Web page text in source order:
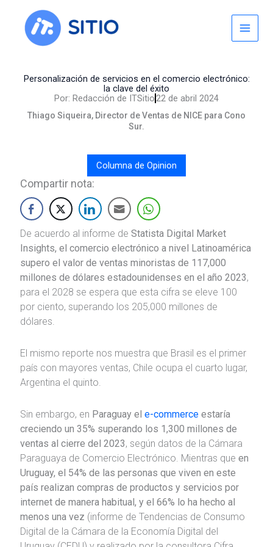
content
Personalización de servicios en el comercio electrónico:
la clave del éxito
Por: Redacción de ITSitio22 de abril 2024
Thiago Siqueira, Director de Ventas de NICE para Cono
Sur.
Columna de Opinion
Compartir nota:
De acuerdo al informe de Statista Digital Market
Insights, el comercio electrónico a nivel Latinoamérica
supero el valor de ventas minoristas de 117,000
millones de dólares estadounidenses en el año 2023,
para el 2028 se espera que esta cifra se eleve 100
por ciento, superando los 205,000 millones de
dólares.
El mismo reporte nos muestra que Brasil es el primer
país con mayores ventas, Chile ocupa el cuarto lugar,
Argentina el quinto.
Sin embargo, en Paraguay el e-commerceestaría
creciendo un 35% superando los 1,300 millones de
ventas al cierre del 2023, según datos de la Cámara
Paraguaya de Comercio Electrónico. Mientras que en
Uruguay, el 54% de las personas que viven en este
país realizan compras de productos y servicios por
internet de manera habitual, y el 66% lo ha hecho al
menos una vez (informe de Tendencias de Consumo
Digital de la Cámara de la Economía Digital del